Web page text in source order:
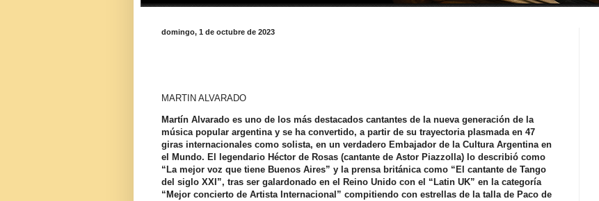
domingo, 1 de octubre de 2023
MARTIN ALVARADO
Martín Alvarado es uno de los más destacados cantantes de la nueva generación de la
música popular argentina y se ha convertido, a partir de su trayectoria plasmada en 47
giras internacionales como solista, en un verdadero Embajador de la Cultura Argentina en
el Mundo. El legendario Héctor de Rosas (cantante de Astor Piazzolla) lo describió como
“La mejor voz que tiene Buenos Aires” y la prensa británica como “El cantante de Tango
del siglo XXI”, tras ser galardonado en el Reino Unido con el “Latin UK” en la categoría
“Mejor concierto de Artista Internacional” compitiendo con estrellas de la talla de Paco de